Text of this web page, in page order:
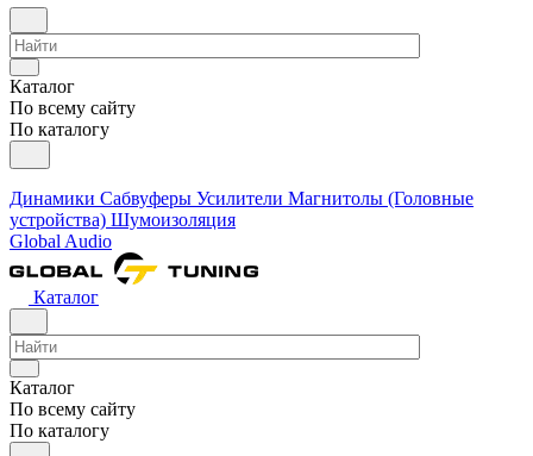
Каталог
По всему сайту
По каталогу
Динамики Сабвуферы Усилители Магнитолы (Головные
устройства) Шумоизоляция
Global Audio
Каталог
Каталог
По всему сайту
По каталогу